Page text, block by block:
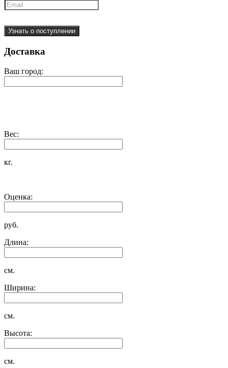
Узнать о поступлении
Доставка
Ваш город:
Вес:
кг.
Оценка:
руб.
Длина:
см.
Ширина:
см.
Высота:
см.